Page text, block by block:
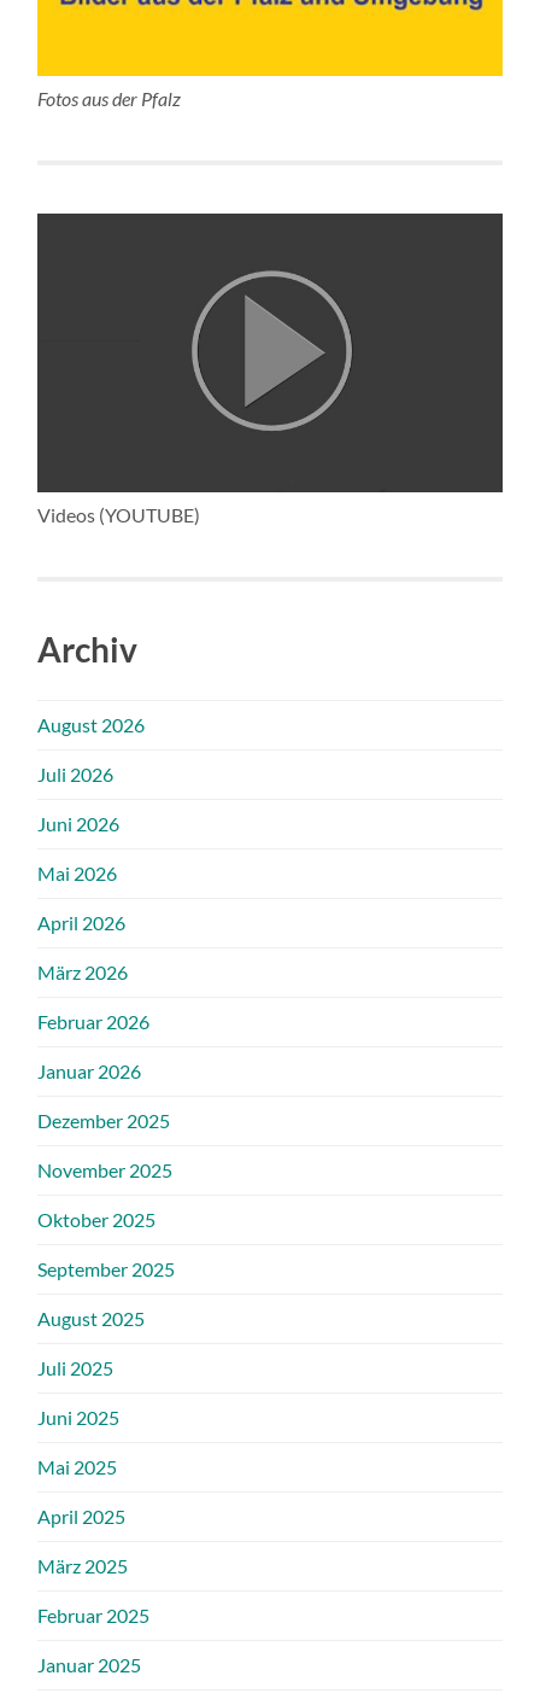
Fotos aus der Pfalz
Videos (YOUTUBE)
Archiv
August 2026
Juli 2026
Juni 2026
Mai 2026
April 2026
März 2026
Februar 2026
Januar 2026
Dezember 2025
November 2025
Oktober 2025
September 2025
August 2025
Juli 2025
Juni 2025
Mai 2025
April 2025
März 2025
Februar 2025
Januar 2025